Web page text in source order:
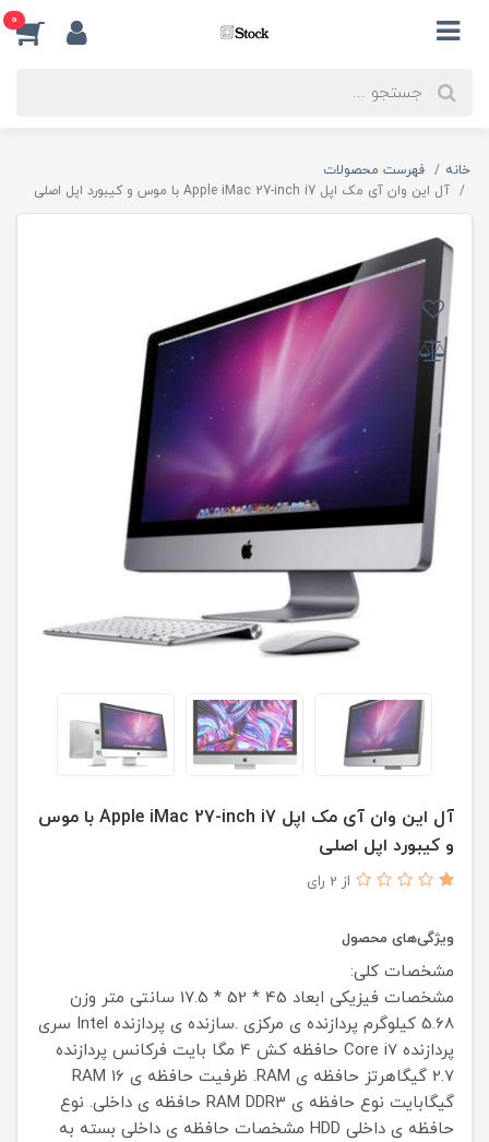
0
خانه
فهرست محصولات
آل این وان آی مک اپل Apple iMac 27-inch i7 با موس و کیبورد اپل اصلی
آل این وان آی مک اپل Apple iMac 27-inch i7 با موس
و کیبورد اپل اصلی
از 2 رای
ویژگی‌های محصول
مشخصات کلی:
مشخصات فیزیکی ابعاد 45 * 52 * 17.5 سانتی متر
وزن
5.68 کیلوگرم
پردازنده ی مرکزی .سازنده ی پردازنده Intel سری
پردازنده Core i7 حافظه کش 4 مگا بایت
فرکانس پردازنده
2.7 گیگاهرتز
حافظه ی RAM. ظرفیت حافظه ی RAM 16
گیگابایت نوع حافظه ی RAM DDR3 حافظه ی داخلی. نوع
حافظه ی داخلی HDD مشخصات حافظه ی داخلی بسته به